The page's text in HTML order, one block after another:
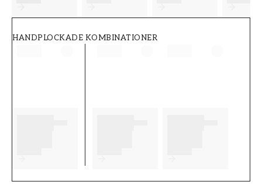
HANDPLOCKADE KOMBINATIONER